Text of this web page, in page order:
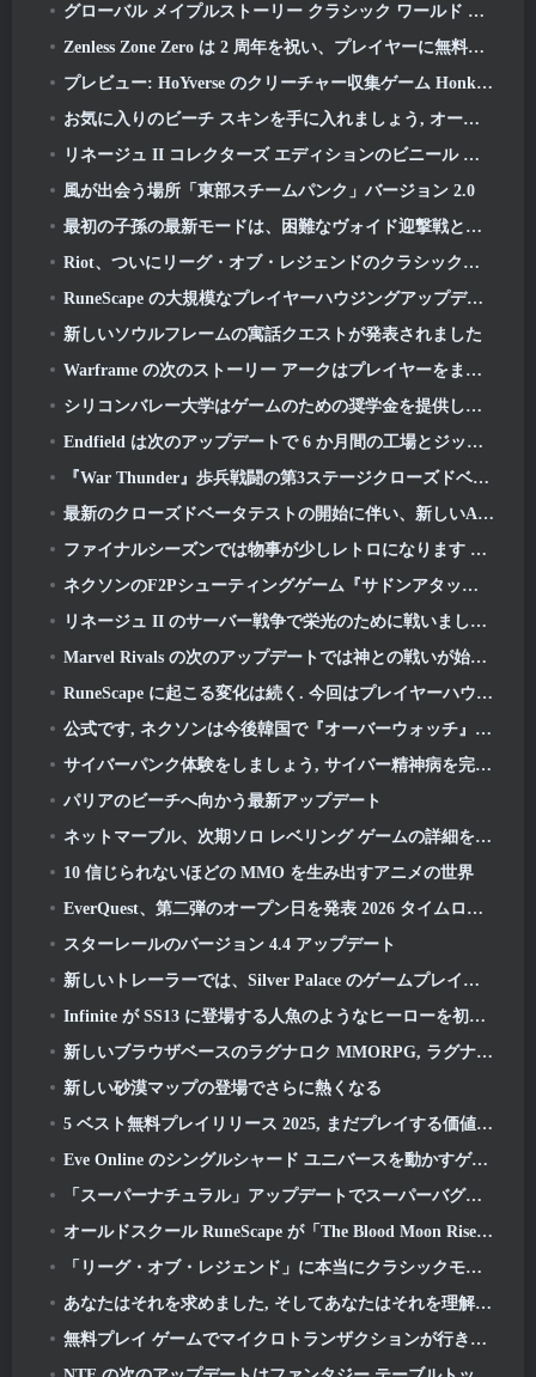
グローバル メイプルストーリー クラシック ワールド セカンド クローズド テストへのサインアップ
Zenless Zone Zero は 2 周年を祝い、プレイヤーに無料の S ランク エージェントの選択を提供します
プレビュー: HoYverse のクリーチャー収集ゲーム Honkai について知っておくべきこと: リンクソウル
お気に入りのビーチ スキンを手に入れましょう, オーバーウォッチに夏のゲームが帰ってきた
リネージュ II コレクターズ エディションのビニール アルバムで 22 周年を祝う
風が出会う場所「東部スチームパンク」バージョン 2.0
最初の子孫の最新モードは、困難なヴォイド迎撃戦と深層を融合させます
Riot、ついにリーグ・オブ・レジェンドのクラシックモードの発売日を明らかに
RuneScape の大規模なプレイヤーハウジングアップデートを待つのはもう終わりです
新しいソウルフレームの寓話クエストが発表されました
Warframe の次のストーリー アークはプレイヤーをまったく新しいスター チャートに連れて行きます, タウシステム
シリコンバレー大学はゲームのための奨学金を提供していますが、その要件のいくつかは興味深いものです
Endfield は次のアップデートで 6 か月間の工場とジップラインを祝う
『War Thunder』歩兵戦闘の第3ステージクローズドベータテストが発表
最新のクローズドベータテストの開始に伴い、新しいAniimoトレーラーが公開されました
ファイナルシーズンでは物事が少しレトロになります 11 アップデート
ネクソンのF2Pシューティングゲーム『サドンアタック ゼロポイント』最終クローズドβテストが本日スタート
リネージュ II のサーバー戦争で栄光のために戦いましょう
Marvel Rivals の次のアップデートでは神との戦いが始まります
RuneScape に起こる変化は続く. 今回はプレイヤーハウジングです
公式です, ネクソンは今後韓国で『オーバーウォッチ』を出版する予定
サイバーパンク体験をしましょう, サイバー精神病を完全に抱えている, 『Apex Legends』の次のクロスオーバーイベントで
パリアのビーチへ向かう最新アップデート
ネットマーブル、次期ソロ レベリング ゲームの詳細を公開, ソロレベリング: KARMA アニメエキスポにて
10 信じられないほどの MMO を生み出すアニメの世界
EverQuest、第二弾のオープン日を発表 2026 タイムロック拡張サーバー
スターレールのバージョン 4.4 アップデート
新しいトレーラーでは、Silver Palace のゲームプレイを紹介します
Infinite が SS13 に登場する人魚のようなヒーローを初公開: 残光
新しいブラウザベースのラグナロク MMORPG, ラグナロクユニバースを発表
新しい砂漠マップの登場でさらに熱くなる
5 ベスト無料プレイリリース 2025, まだプレイする価値はありますか 2026?
Eve Online のシングルシャード ユニバースを動かすゲーム エンジンがオープンソースになりました
「スーパーナチュラル」アップデートでスーパーバグがスーパーアニマルロイヤルに侵入
オールドスクール RuneScape が「The Blood Moon Rises」グランドマスタークエストをドロップ, 20年にわたるクエストラインに終止符を打つ
「リーグ・オブ・レジェンド」に本当にクラシックモードが登場
あなたはそれを求めました, そしてあなたはそれを理解しています. Eterspireでギルドが利用可能になりました
無料プレイ ゲームでマイクロトランザクションが行き過ぎている?